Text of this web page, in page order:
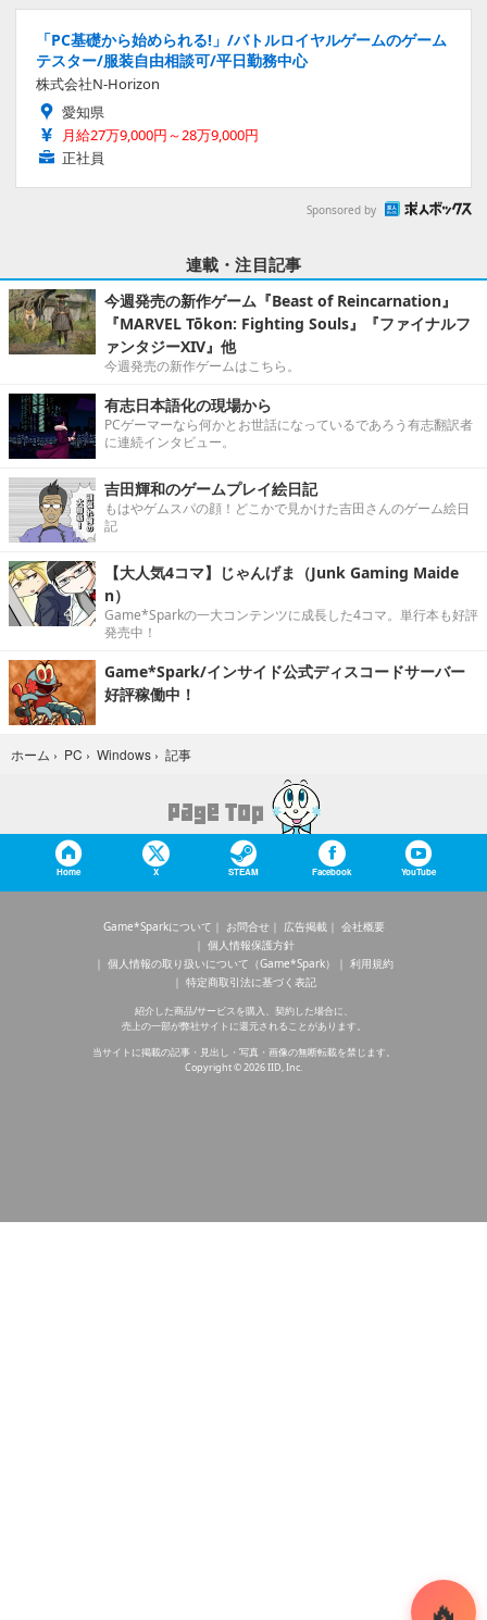
「PC基礎から始められる!」/バトルロイヤルゲームのゲーム
テスター/服装自由相談可/平日勤務中心
株式会社N-Horizon
愛知県
月給27万9,000円～28万9,000円
正社員
Sponsored by
連載・注目記事
今週発売の新作ゲーム『Beast of Reincarnation』
『MARVEL Tōkon: Fighting Souls』『ファイナルフ
ァンタジーXIV』他
今週発売の新作ゲームはこちら。
有志日本語化の現場から
PCゲーマーなら何かとお世話になっているであろう有志翻訳者
に連続インタビュー。
吉田輝和のゲームプレイ絵日記
もはやゲムスパの顔！どこかで見かけた吉田さんのゲーム絵日
記
【大人気4コマ】じゃんげま（Junk Gaming Maide
n）
Game*Sparkの一大コンテンツに成長した4コマ。単行本も好評
発売中！
Game*Spark/インサイド公式ディスコードサーバー
好評稼働中！
ホーム › PC › Windows › 記事
Home X STEAM Facebook YouTube
Game*Sparkについて お問合せ 広告掲載
会社概要
個人情報保護方針
個人情報の取り扱いについて（Game*Spark）
利用規約
特定商取引法に基づく表記
紹介した商品/サービスを購入、契約した場合に、
売上の一部が弊社サイトに還元されることがあります。
当サイトに掲載の記事・見出し・写真・画像の無断転載を禁じます。
Copyright © 2026 IID, Inc.